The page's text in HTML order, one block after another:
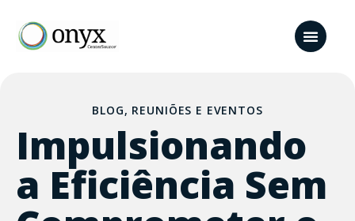
BLOG, REUNIÕES E EVENTOS
Impulsionando
a Eficiência Sem